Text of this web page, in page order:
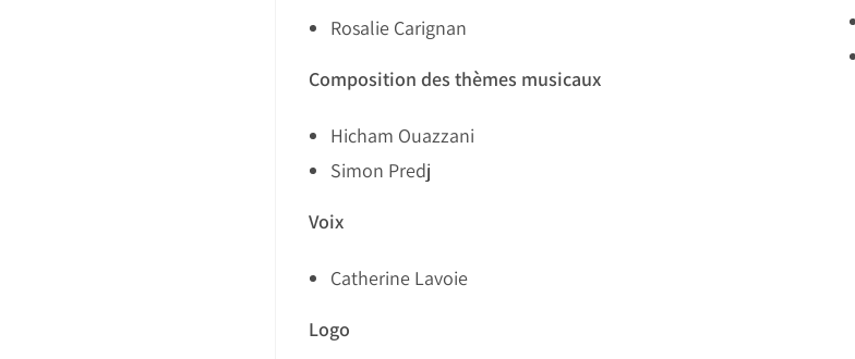
Rosalie Carignan
Composition des thèmes musicaux
Hicham Ouazzani
Simon Predj
Voix
Catherine Lavoie
Logo